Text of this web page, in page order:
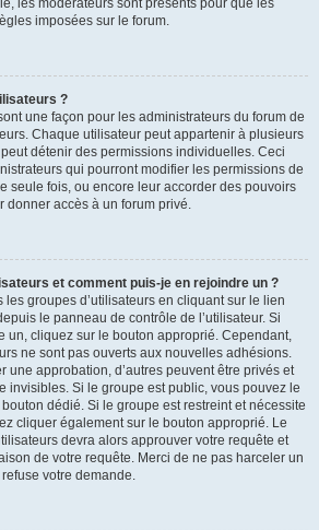
les modérateurs sont présents pour que les
imposées sur le forum.
?
une façon pour les administrateurs du forum de
Chaque utilisateur peut appartenir à plusieurs
détenir des permissions individuelles. Ceci
qui pourront modifier les permissions de
seule fois, ou encore leur accorder des pouvoirs
donner accès à un forum privé.
et comment puis-je en rejoindre un ?
les groupes d’utilisateurs en cliquant sur le lien
le panneau de contrôle de l’utilisateur. Si
un, cliquez sur le bouton approprié. Cependant,
ne sont pas ouverts aux nouvelles adhésions.
une approbation, d’autres peuvent être privés et
invisibles. Si le groupe est public, vous pouvez le
dédié. Si le groupe est restreint et nécessite
cliquer également sur le bouton approprié. Le
devra alors approuver votre requête et
de votre requête. Merci de ne pas harceler un
votre demande.